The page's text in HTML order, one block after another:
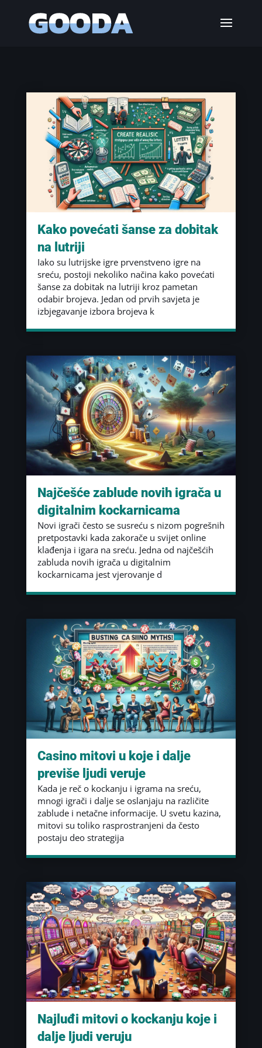
Kako povećati šanse za dobitak
na lutriji
Iako su lutrijske igre prvenstveno igre na
sreću, postoji nekoliko načina kako povećati
šanse za dobitak na lutriji kroz pametan
odabir brojeva. Jedan od prvih savjeta je
izbjegavanje izbora brojeva k
Najčešće zablude novih igrača u
digitalnim kockarnicama
Novi igrači često se susreću s nizom pogrešnih
pretpostavki kada zakorače u svijet online
klađenja i igara na sreću. Jedna od najčešćih
zabluda novih igrača u digitalnim
kockarnicama jest vjerovanje d
Casino mitovi u koje i dalje
previše ljudi veruje
Kada je reč o kockanju i igrama na sreću,
mnogi igrači i dalje se oslanjaju na različite
zablude i netačne informacije. U svetu kazina,
mitovi su toliko rasprostranjeni da često
postaju deo strategija
Najluđi mitovi o kockanju koje i
dalje ljudi veruju